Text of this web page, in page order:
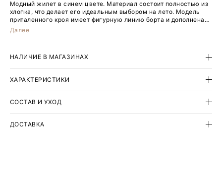
Модный жилет в синем цвете. Материал состоит полностью из
хлопка, что делает его идеальным выбором на лето. Модель
приталенного кроя имеет фигурную линию борта и дополнена
вместительными карманами, уходящими в линию вытачек.
Завершить образ можно элегантными брюками или юбкой из
Далее
НАЛИЧИЕ В МАГАЗИНАХ
ХАРАКТЕРИСТИКИ
СОСТАВ И УХОД
ДОСТАВКА